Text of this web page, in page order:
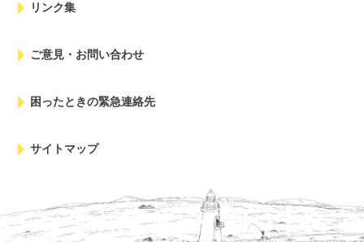
リンク集
ご意見・お問い合わせ
困ったときの緊急連絡先
サイトマップ